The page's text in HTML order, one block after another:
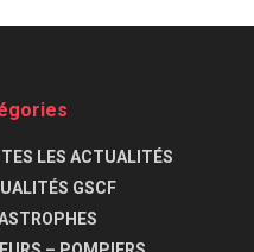
LES ACTUALITÉS
GSCF